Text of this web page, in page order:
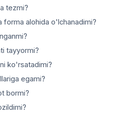
tezmi?
forma alohida o'lchanadimi?
tayyormi?
ko'rsatadimi?
egami?
bormi?